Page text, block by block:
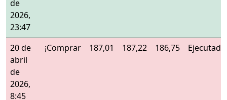
de
2026,
23:47
20 de
abril
de
2026,
8:45
¡Comprar 187,01 187,22 186,75 Ejecutado